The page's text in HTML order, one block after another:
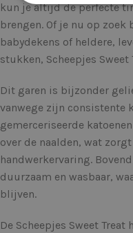
kun je altijd de perfecte
brengen. Of je nu op
babydekens of heldere,
stukken, Scheepjes
Dit garen is bijzonder
vanwege zijn consistente
gemerceriseerde
over de naalden, wat
handwerkervaring.
duurzaam en wasbaar,
blijven.
De Scheepjes Sweet